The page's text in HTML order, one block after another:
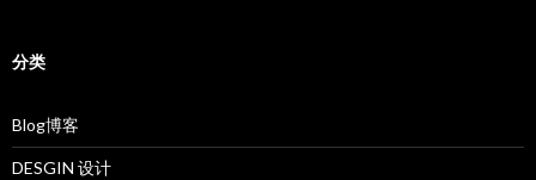
分类
Blog博客
DESGIN 设计